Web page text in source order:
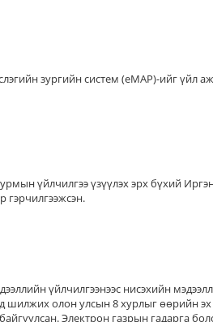
зургийн систем (eMAP)-ийг үйл
үйлчилгээ үзүүлэх эрх бүхий
гэрчилгээжсэн.
үйлчилгээнээс нисэхийн
шилжих олон улсын 8 хурлыг өөрийн
Электрон газрын гадарга